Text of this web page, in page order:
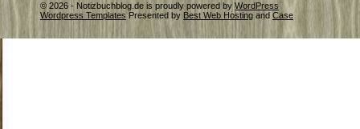
© 2026 - Notizbuchblog.de is proudly powered by WordPress
Wordpress Templates Presented by Best Web Hosting and Case